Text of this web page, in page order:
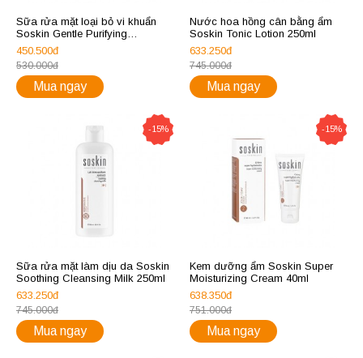
Sữa rửa mặt loại bỏ vi khuẩn
Soskin Gentle Purifying
Cleansing Gel 100ml
450.500đ
530.000đ
Mua ngay
Nước hoa hồng cân bằng ẩm
Soskin Tonic Lotion 250ml
633.250đ
745.000đ
Mua ngay
-15%
Sữa rửa mặt làm dịu da Soskin
Soothing Cleansing Milk 250ml
633.250đ
745.000đ
Mua ngay
-15%
Kem dưỡng ẩm Soskin Super
Moisturizing Cream 40ml
638.350đ
751.000đ
Mua ngay